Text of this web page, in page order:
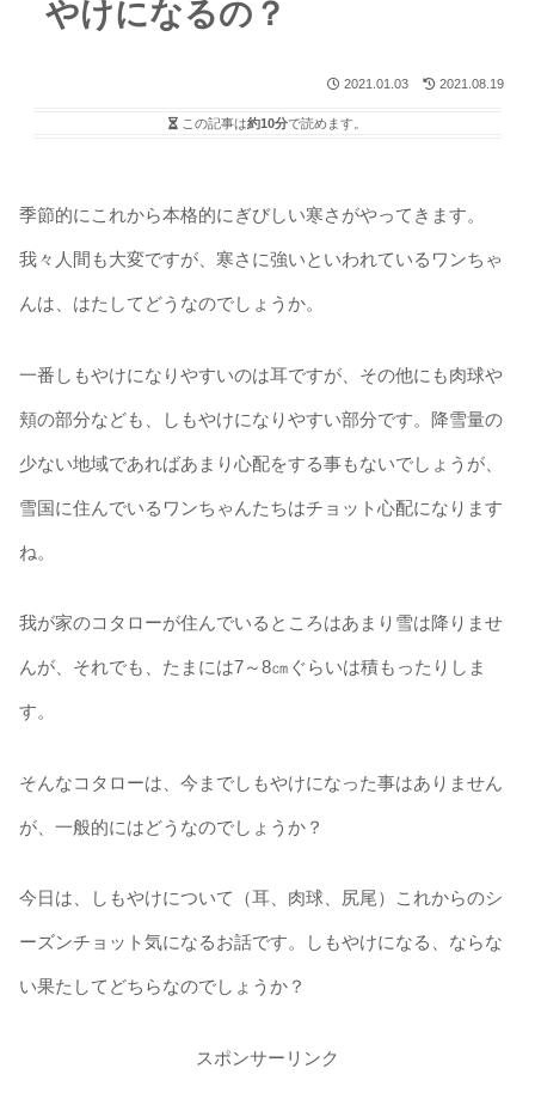
やけになるの？
2021.01.03 2021.08.19
この記事は約10分で読めます。
季節的にこれから本格的にぎびしい寒さがやってきます。
我々人間も大変ですが、寒さに強いといわれているワンちゃ
んは、はたしてどうなのでしょうか。
一番しもやけになりやすいのは耳ですが、その他にも肉球や
頬の部分なども、しもやけになりやすい部分です。降雪量の
少ない地域であればあまり心配をする事もないでしょうが、
雪国に住んでいるワンちゃんたちはチョット心配になります
ね。
我が家のコタローが住んでいるところはあまり雪は降りませ
んが、それでも、たまには7～8㎝ぐらいは積もったりしま
す。
そんなコタローは、今までしもやけになった事はありません
が、一般的にはどうなのでしょうか？
今日は、しもやけについて（耳、肉球、尻尾）これからのシ
ーズンチョット気になるお話です。しもやけになる、ならな
い果たしてどちらなのでしょうか？
スポンサーリンク